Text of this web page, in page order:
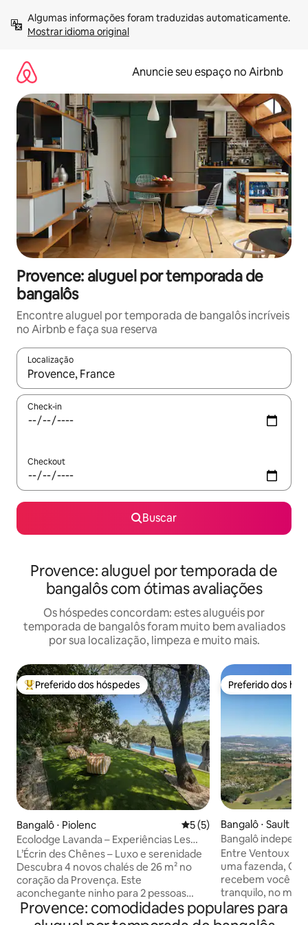
para
Mostrar idioma original
Anuncie seu espaço no Airbnb
Provence: aluguel por temporada de
bangalôs
Encontre aluguel por temporada de bangalôs incríveis
no Airbnb e faça sua reserva
Localização
Quando os resultados estiverem disponíveis, explore-os
Check-in
Checkout
Buscar
Provence: aluguel por temporada de
bangalôs com ótimas avaliações
Os hóspedes concordam: estes aluguéis por
temporada de bangalôs foram muito bem avaliados
por sua localização, limpeza e muito mais.
Entre os melhores preferidos dos hóspedes
Preferido dos hóspedes
Bangalô ⋅ Piolenc 5 de uma avaliação média
5 (5)
Ecolodge Lavanda – Experiências Les
Chênes Verts
L’Écrin des Chênes – Luxo e serenidade
Descubra 4 novos chalés de 26 m² no
coração da Provença. Este
aconchegante ninho para 2 pessoas
combina design e conforto (cozinha
totalmente equipada, sala de estar,
Preferido dos
Preferido dos
Bangalô ⋅ Sault
Bangalô
Luberon
Entre Ventoux e
uma fazenda,
recebem você
tranquilo, no
lavanda, de
Ventoux. Uma
Provence: comodidades populares para